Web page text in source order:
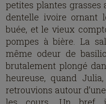
petites plantes
dentelle ivoire ornant
buée, et le vieux
pompes à bière. La
même odeur de
brutalement plongé
heureuse, quand
retrouvions autour